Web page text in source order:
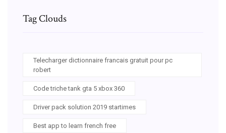
Tag Clouds
Telecharger dictionnaire francais gratuit pour pc
robert
Code triche tank gta 5 xbox 360
Driver pack solution 2019 startimes
Best app to learn french free